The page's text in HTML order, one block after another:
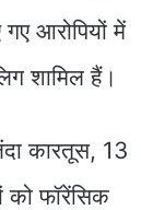
आरोपियों में
शामिल हैं।
कारतूस, 13
को फॉरेंसिक